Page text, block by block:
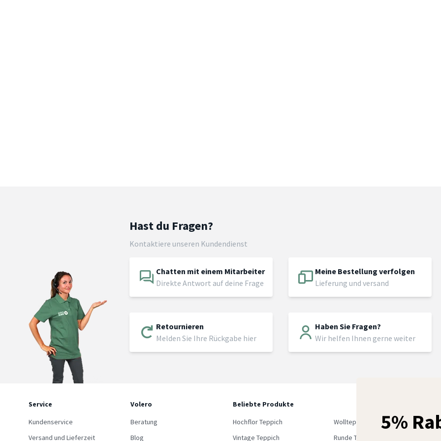
Hast du Fragen?
Kontaktiere unseren Kundendienst
Chatten mit einem Mitarbeiter
Direkte Antwort auf deine Frage
Meine Bestellung verfolgen
Lieferung und versand
Retournieren
Melden Sie Ihre Rückgabe hier
Haben Sie Fragen?
Wir helfen Ihnen gerne weiter
Service
Kundenservice
Versand und Lieferzeit
Volero
Beratung
Blog
Beliebte Produkte
Hochflor Teppich
Wollteppich
Vintage Teppich
Runde Teppich
5%